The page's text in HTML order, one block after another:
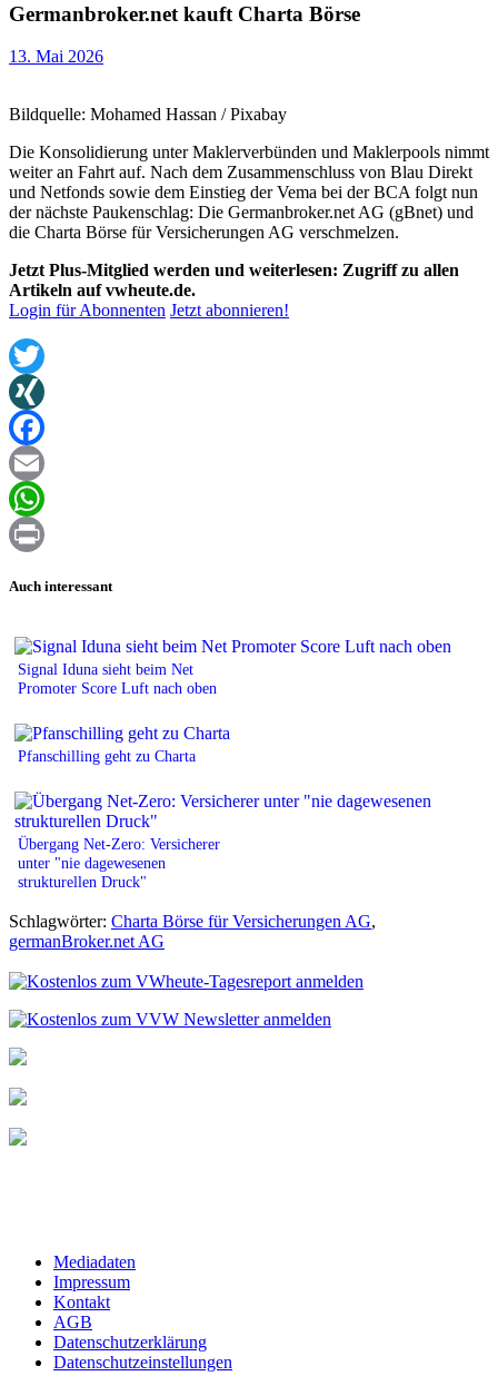
Germanbroker.net kauft Charta Börse
13. Mai 2026
Bildquelle: Mohamed Hassan / Pixabay
Die Konsolidierung unter Maklerverbünden und Maklerpools nimmt
weiter an Fahrt auf. Nach dem Zusammenschluss von Blau Direkt
und Netfonds sowie dem Einstieg der Vema bei der BCA folgt nun
der nächste Paukenschlag: Die Germanbroker.net AG (gBnet) und
die Charta Börse für Versicherungen AG verschmelzen.
Jetzt Plus-Mitglied werden und weiterlesen: Zugriff zu allen
Artikeln auf vwheute.de.
Login für Abonnenten Jetzt abonnieren!
Twitter
XING
Facebook
Email
WhatsApp
Auch interessant
Signal Iduna sieht beim Net
Promoter Score Luft nach oben
Pfanschilling geht zu Charta
Übergang Net-Zero: Versicherer
unter "nie dagewesenen
strukturellen Druck"
Schlagwörter: Charta Börse für Versicherungen AG,
germanBroker.net AG
Mediadaten
Impressum
Kontakt
AGB
Datenschutzerklärung
Datenschutzeinstellungen